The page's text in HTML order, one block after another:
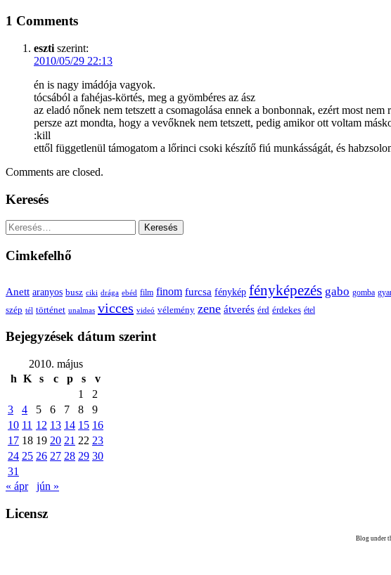
1 Comments
eszti szerint:
2010/05/29 22:13
én is nagy imádója vagyok.
tócsából a fahéjas-körtés, meg a gyömbéres az ász
az eladó nőnek nem tetszett a csomagolása ennek a bonbonnak, ezért most
persze azt mondta, hogy a vevőknek nem tetszett, pedig amikor ott voltam
:kill
ettől függetlenül támogatom a lőrinci csoki készítő fiú munkásságát, és
Comments are closed.
Keresés
Keresés:
Cimkefelhő
Anett aranyos busz ciki drága ebéd film finom furcsa fénykép fényképezés gabo gomba
szép tél történet unalmas vicces videó vélemény zene átverés érd érdekes étel
Bejegyzések dátum szerint
2010. május
h K s c p s
v
1
2
3
4 5 6 7 8
9
10 11 12 13 14 15 16
17 18 19 20 21 22 23
24 25 26 27 28 29 30
31
« ápr
jún »
Licensz
Blog under